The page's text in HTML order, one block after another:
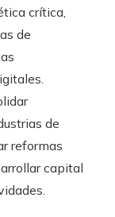
crítica,
de
de
reformas
capital